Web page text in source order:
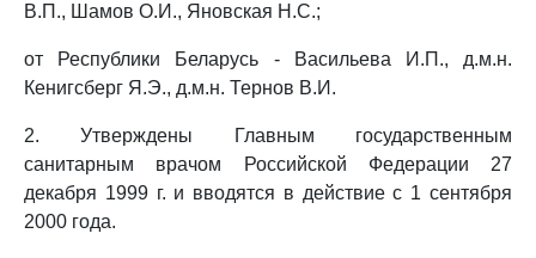
В.П., Шамов О.И., Яновская Н.С.;
от Республики Беларусь - Васильева И.П., д.м.н.
Кенигсберг Я.Э., д.м.н. Тернов В.И.
2. Утверждены Главным государственным
санитарным врачом Российской Федерации 27
декабря 1999 г. и вводятся в действие с 1 сентября
2000 года.